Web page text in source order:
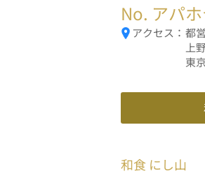
No. アパ
アクセス： 都
上
東
和食 にし山